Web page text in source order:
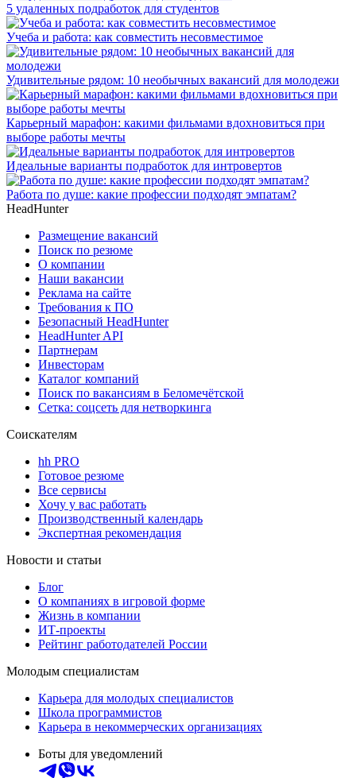
5 удаленных подработок для студентов
Учеба и работа: как совместить несовместимое
Удивительные рядом: 10 необычных вакансий для молодежи
Карьерный марафон: какими фильмами вдохновиться при
выборе работы мечты
Идеальные варианты подработок для интровертов
Работа по душе: какие профессии подходят эмпатам?
HeadHunter
Размещение вакансий
Поиск по резюме
О компании
Наши вакансии
Реклама на сайте
Требования к ПО
Безопасный HeadHunter
HeadHunter API
Партнерам
Инвесторам
Каталог компаний
Поиск по вакансиям в Беломечётской
Сетка: соцсеть для нетворкинга
Соискателям
hh PRO
Готовое резюме
Все сервисы
Хочу у вас работать
Производственный календарь
Экспертная рекомендация
Новости и статьи
Блог
О компаниях в игровой форме
Жизнь в компании
ИТ-проекты
Рейтинг работодателей России
Молодым специалистам
Карьера для молодых специалистов
Школа программистов
Карьера в некоммерческих организациях
Боты для уведомлений